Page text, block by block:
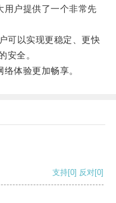
户提供了一个非常先
以实现更稳定、更快
安全。
体验更加畅享。
支持[0] 反对[0]